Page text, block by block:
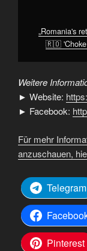
„Romania's
🇷🇴 'Choke
Weitere
► Website:
► Facebook:
Für mehr
anzuschauen,
Telegram
Pinterest